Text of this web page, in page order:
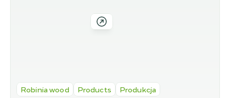
Robinia wood Products Produkcja